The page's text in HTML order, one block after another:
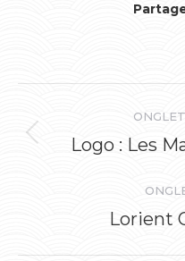
Navigation
de
Logo : Les
Lorient